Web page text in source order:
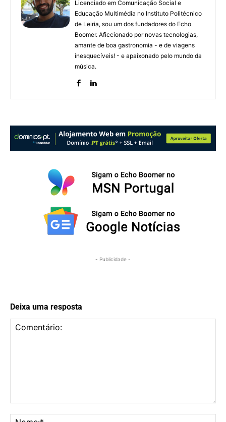
Licenciado em Comunicação Social e
Educação Multimédia no Instituto Politécnico
de Leiria, sou um dos fundadores do Echo
Boomer. Aficcionado por novas tecnologias,
amante de boa gastronomia - e de viagens
inesquecíveis! - e apaixonado pelo mundo da
música.
- Publicidade -
Deixa uma resposta